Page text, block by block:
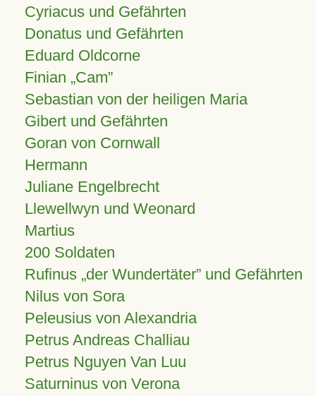
Cyriacus und Gefährten
Donatus und Gefährten
Eduard Oldcorne
Finian Cam
Sebastian von der heiligen Maria
Gibert und Gefährten
Goran von Cornwall
Hermann
Juliane Engelbrecht
Llewellwyn und Weonard
Martius
200 Soldaten
Rufinus „der Wundertäter” und Gefährten
Nilus von Sora
Peleusius von Alexandria
Petrus Andreas Challiau
Petrus Nguyen Van Luu
Saturninus von Verona